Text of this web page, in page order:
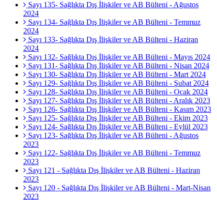
Sayı 135- Sağlıkta Dış İlişkiler ve AB Bülteni - Ağustos
2024
Sayı 134- Sağlıkta Dış İlişkiler ve AB Bülteni - Temmuz
2024
Sayı 133- Sağlıkta Dış İlişkiler ve AB Bülteni - Haziran
2024
Sayı 132- Sağlıkta Dış İlişkiler ve AB Bülteni - Mayıs 2024
Sayı 131- Sağlıkta Dış İlişkiler ve AB Bülteni - Nisan 2024
Sayı 130- Sağlıkta Dış İlişkiler ve AB Bülteni - Mart 2024
Sayı 129- Sağlıkta Dış İlişkiler ve AB Bülteni - Şubat 2024
Sayı 128- Sağlıkta Dış İlişkiler ve AB Bülteni - Ocak 2024
Sayı 127- Sağlıkta Dış İlişkiler ve AB Bülteni - Aralık 2023
Sayı 126- Sağlıkta Dış İlişkiler ve AB Bülteni - Kasım 2023
Sayı 125- Sağlıkta Dış İlişkiler ve AB Bülteni - Ekim 2023
Sayı 124- Sağlıkta Dış İlişkiler ve AB Bülteni - Eylül 2023
Sayı 123- Sağlıkta Dış İlişkiler ve AB Bülteni - Ağustos
2023
Sayı 122- Sağlıkta Dış İlişkiler ve AB Bülteni - Temmuz
2023
Sayı 121 - Sağlıkta Dış İlişkiler ve AB Bülteni - Haziran
2023
Sayı 120 - Sağlıkta Dış İlişkiler ve AB Bülteni - Mart-Nisan
2023